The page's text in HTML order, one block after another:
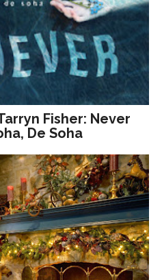
Fisher: Never
De Soha